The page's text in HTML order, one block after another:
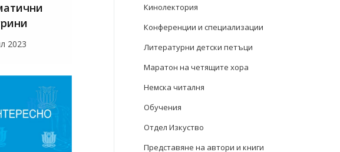
2023
Кинолектория
Конференции и специализации
Литературни детски петъци
Маратон на четящите хора
Немска читалня
Обучения
Отдел Изкуство
Представяне на автори и книги